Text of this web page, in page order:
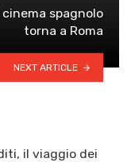
spagnolo
torna a Roma
NEXT ARTICLE
il viaggio dei